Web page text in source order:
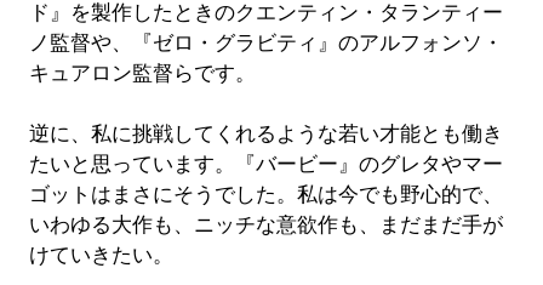
ド』を製作したときのクエンティン・タランティー
ノ監督や、『ゼロ・グラビティ』のアルフォンソ・
キュアロン監督らです。
逆に、私に挑戦してくれるような若い才能とも働き
たいと思っています。『バービー』のグレタやマー
ゴットはまさにそうでした。私は今でも野心的で、
いわゆる大作も、ニッチな意欲作も、まだまだ手が
けていきたい。